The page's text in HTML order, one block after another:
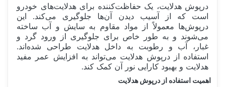
درپوش هدلایت، یک حفاظت‌کننده برای هدلایت‌های خودرو
است که از آسیب دیدن آن‌ها جلوگیری می‌کند. این
درپوش‌ها معمولاً از مواد مقاوم به سایش و آب ساخته
می‌شوند و به طور خاص برای جلوگیری از ورود گرد و
غبار، آب و رطوبت به داخل هدلایت طراحی شده‌اند.
استفاده از درپوش هدلایت می‌تواند به افزایش عمر مفید
هدلایت و بهبود کارایی نور آن کمک کند.
اهمیت استفاده از درپوش هدلایت